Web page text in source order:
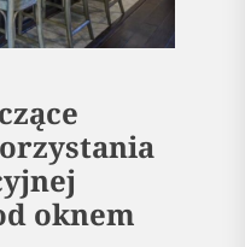
oknem